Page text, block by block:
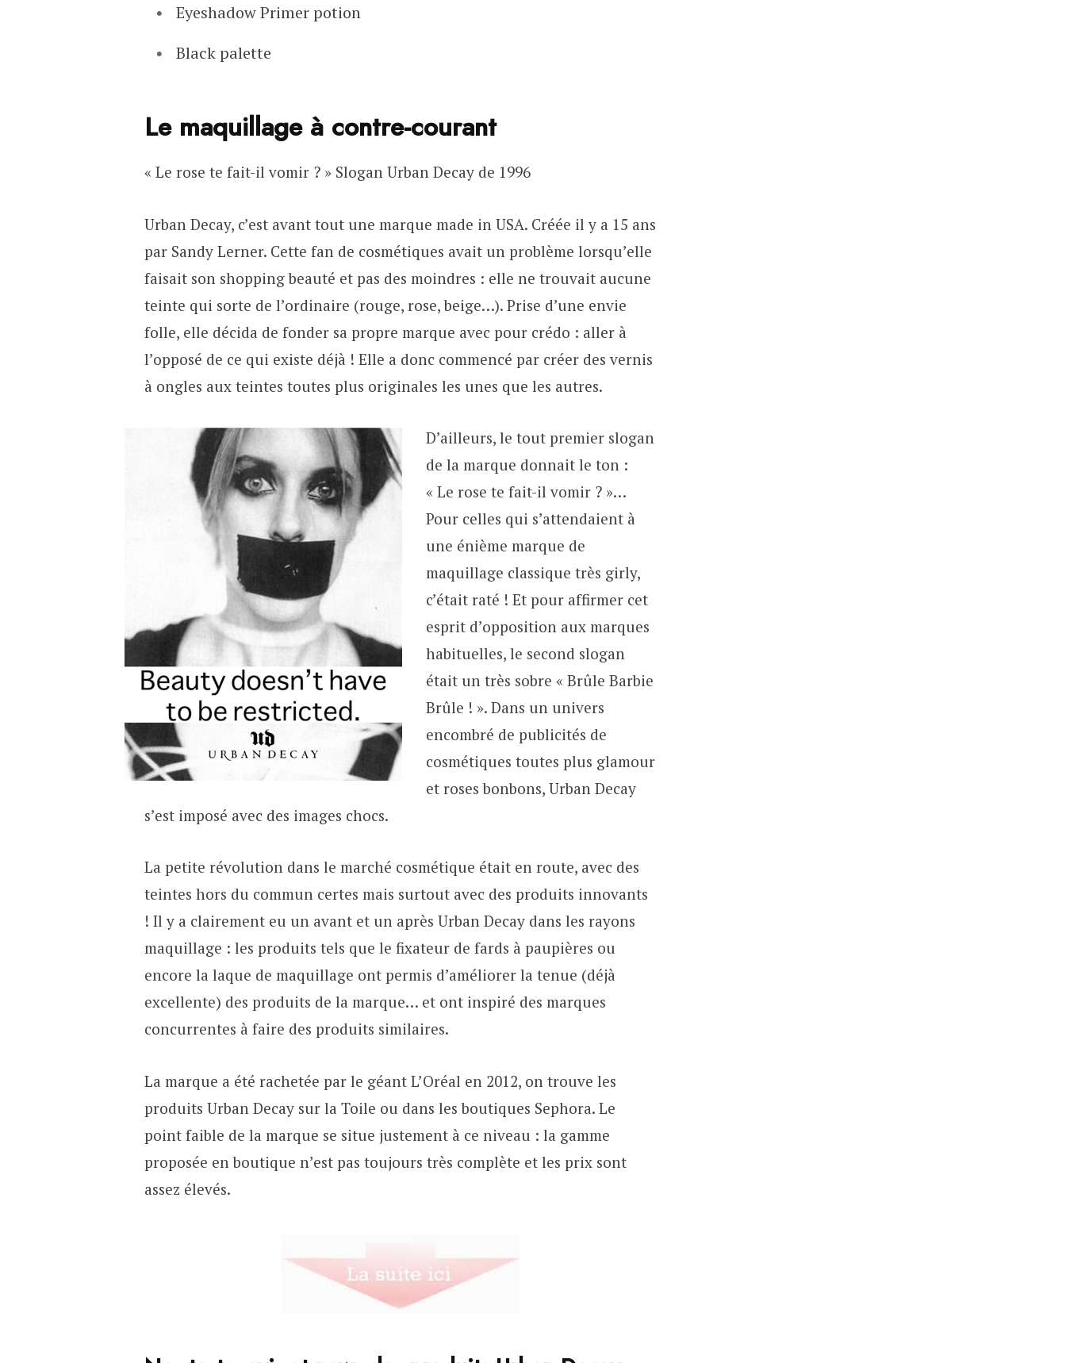
Eyeshadow Primer potion
Black palette
Le maquillage à contre-courant
« Le rose te fait-il vomir ? » Slogan Urban Decay de 1996
Urban Decay, c’est avant tout une marque made in USA. Créée il y a 15 ans
par Sandy Lerner. Cette fan de cosmétiques avait un problème lorsqu’elle
faisait son shopping beauté et pas des moindres : elle ne trouvait aucune
teinte qui sorte de l’ordinaire (rouge, rose, beige…). Prise d’une envie
folle, elle décida de fonder sa propre marque avec pour crédo : aller à
l’opposé de ce qui existe déjà ! Elle a donc commencé par créer des vernis
à ongles aux teintes toutes plus originales les unes que les autres.
D’ailleurs, le tout premier slogan
de la marque donnait le ton :
« Le rose te fait-il vomir ? »…
Pour celles qui s’attendaient à
une énième marque de
maquillage classique très girly,
c’était raté ! Et pour affirmer cet
esprit d’opposition aux marques
habituelles, le second slogan
était un très sobre « Brûle Barbie
Brûle ! ». Dans un univers
encombré de publicités de
cosmétiques toutes plus glamour
et roses bonbons, Urban Decay
s’est imposé avec des images chocs.
La petite révolution dans le marché cosmétique était en route, avec des
teintes hors du commun certes mais surtout avec des produits innovants
! Il y a clairement eu un avant et un après Urban Decay dans les rayons
maquillage : les produits tels que le fixateur de fards à paupières ou
encore la laque de maquillage ont permis d’améliorer la tenue (déjà
excellente) des produits de la marque… et ont inspiré des marques
concurrentes à faire des produits similaires.
La marque a été rachetée par le géant L’Oréal en 2012, on trouve les
produits Urban Decay sur la Toile ou dans les boutiques Sephora. Le
point faible de la marque se situe justement à ce niveau : la gamme
proposée en boutique n’est pas toujours très complète et les prix sont
assez élevés.